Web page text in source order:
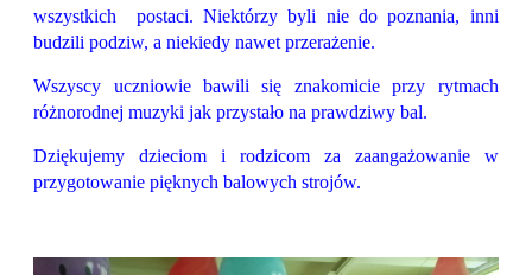
wszystkich postaci. Niektórzy byli nie do poznania, inni
budzili podziw, a niekiedy nawet przerażenie.
Wszyscy uczniowie bawili się znakomicie przy rytmach
różnorodnej muzyki jak przystało na prawdziwy bal.
Dziękujemy dzieciom i rodzicom za zaangażowanie w
przygotowanie pięknych balowych strojów.